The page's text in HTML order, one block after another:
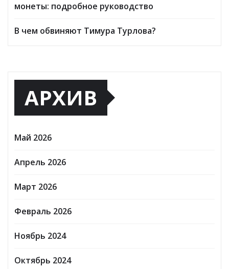
монеты: подробное руководство
В чем обвиняют Тимура Турлова?
АРХИВ
Май 2026
Апрель 2026
Март 2026
Февраль 2026
Ноябрь 2024
Октябрь 2024